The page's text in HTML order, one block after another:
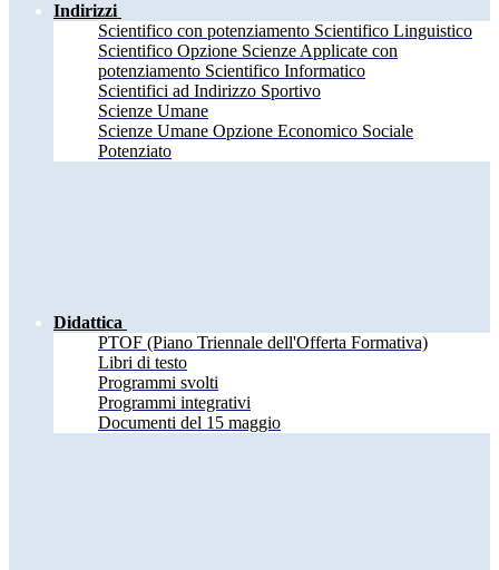
Indirizzi
Scientifico con potenziamento Scientifico Linguistico
Scientifico Opzione Scienze Applicate con
potenziamento Scientifico Informatico
Scientifici ad Indirizzo Sportivo
Scienze Umane
Scienze Umane Opzione Economico Sociale
Potenziato
Didattica
PTOF (Piano Triennale dell'Offerta Formativa)
Libri di testo
Programmi svolti
Programmi integrativi
Documenti del 15 maggio